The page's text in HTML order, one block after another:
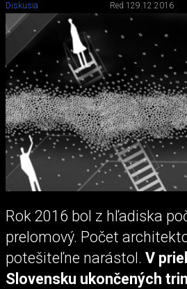
Diskusia Red 1 29.12.2016
Rok 2016 bol z hľadiska
prelomový. Počet
potešiteľne narástol. V
Slovensku ukončených